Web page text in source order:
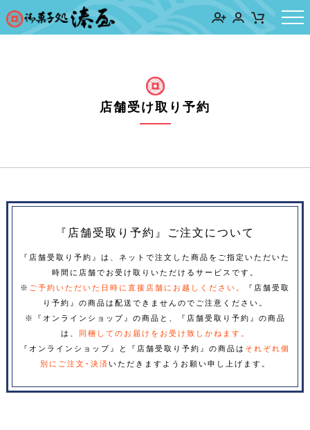
店舗受け取り予約
『店舗受取り予約』ご注文について
『店舗受取り予約』は、ネットで注文した商品をご指定いただいた
時間に店舗でお受け取りいただけるサービスです。
※ ご予約いただいた日時に直接店舗にお越しください。
『店舗受取
り予約』の商品は配送できませんのでご注意ください。
※『オンラインショップ』の商品と、『店舗受取り予約』の商品
は、
同梱してのお届けをお受け致しかねます。
『オンラインショップ』と『店舗受取り予約』の商品は それぞれ個
別にご注文･決済 いただきますようお願い申し上げます。